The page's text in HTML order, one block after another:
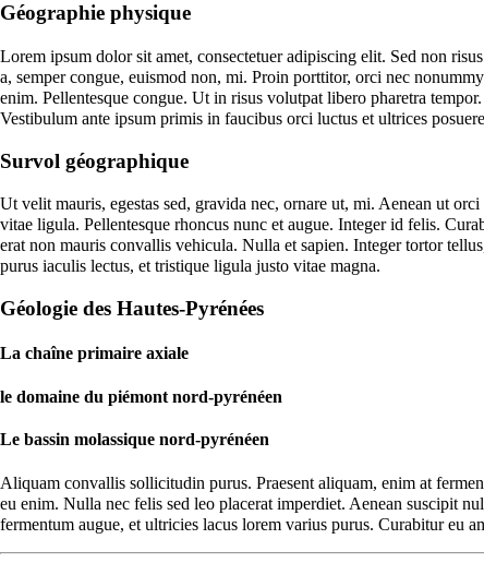
Géographie physique
Lorem ipsum dolor sit amet, consectetuer adipiscing elit. Sed non
a, semper congue, euismod non, mi. Proin porttitor, orci nec
enim. Pellentesque congue. Ut in risus volutpat libero pharetra
Vestibulum ante ipsum primis in faucibus orci luctus et ultrices
Survol géographique
Ut velit mauris, egestas sed, gravida nec, ornare ut, mi. Aenean ut
vitae ligula. Pellentesque rhoncus nunc et augue. Integer id felis.
erat non mauris convallis vehicula. Nulla et sapien. Integer tortor
purus iaculis lectus, et tristique ligula justo vitae magna.
Géologie des Hautes-Pyrénées
La chaîne primaire axiale
le domaine du piémont nord-pyrénéen
Le bassin molassique nord-pyrénéen
Aliquam convallis sollicitudin purus. Praesent aliquam, enim at
eu enim. Nulla nec felis sed leo placerat imperdiet. Aenean suscipit
fermentum augue, et ultricies lacus lorem varius purus. Curabitur eu